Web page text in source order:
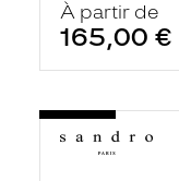
À partir de
165,00 €